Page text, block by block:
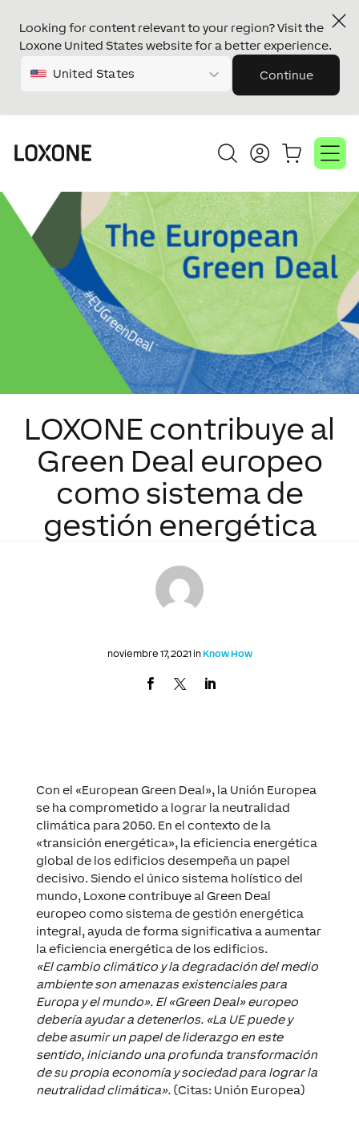
Looking for content relevant to your region? Visit the
Loxone United States website for a better experience.
United States Continue
LOXONE contribuye al
Green Deal europeo
como sistema de
gestión energética
noviembre 17, 2021 inKnow How
Con el «European Green Deal», la Unión Europea
se ha comprometido a lograr la neutralidad
climática para 2050. En el contexto de la
«transición energética», la eficiencia energética
global de los edificios desempeña un papel
decisivo. Siendo el único sistema holístico del
mundo, Loxone contribuye al Green Deal
europeo como sistema de gestión energética
integral, ayuda de forma significativa a aumentar
la eficiencia energética de los edificios.
«El cambio climático y la degradación del medio
ambiente son amenazas existenciales para
Europa y el mundo». El «Green Deal» europeo
debería ayudar a detenerlos. «La UE puede y
debe asumir un papel de liderazgo en este
sentido, iniciando una profunda transformación
de su propia economía y sociedad para lograr la
neutralidad climática». (Citas: Unión Europea)